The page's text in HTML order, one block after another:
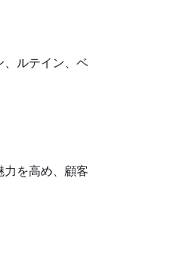
、ルテイン、ベ
を高め、顧客